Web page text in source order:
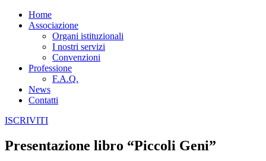
Home
Associazione
Organi istituzionali
I nostri servizi
Convenzioni
Professione
F.A.Q.
News
Contatti
ISCRIVITI
Presentazione libro “Piccoli Geni”